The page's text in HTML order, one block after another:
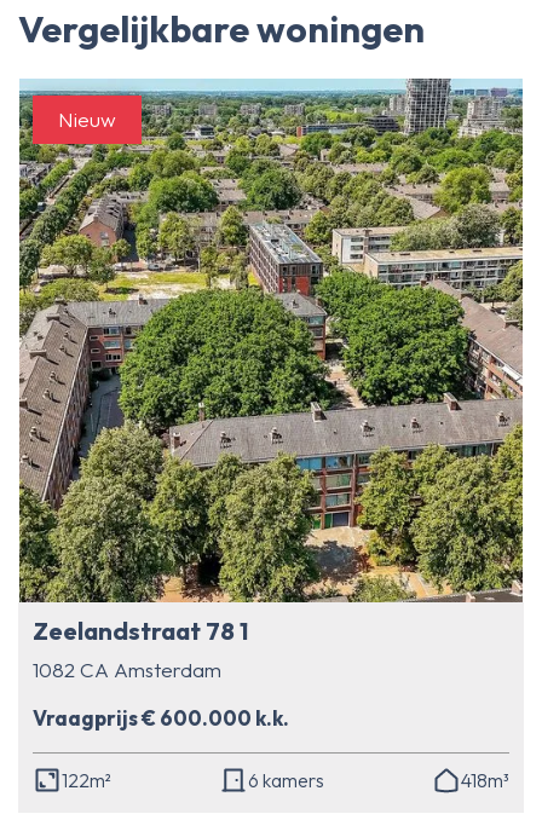
Vergelijkbare woningen
Nieuw
Zeelandstraat 78 1
1082 CA Amsterdam
Vraagprijs € 600.000 k.k.
122m² 6 kamers 418m³